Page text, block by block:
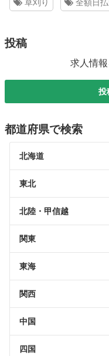
草刈り 全額日
投稿
求人情
投
都道府県で検索
北海道
東北
北陸・甲信越
関東
東海
関西
中国
四国